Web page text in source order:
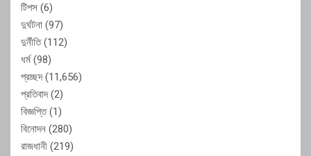
টিপস (6)
দুর্ঘটনা (97)
দুর্নীতি(112)
ধর্ম(98)
প্রচ্ছদ(11,656)
প্রতিবাদ(2)
বিজ্ঞপ্তি(1)
বিনোদন (280)
রাজধানী (219)